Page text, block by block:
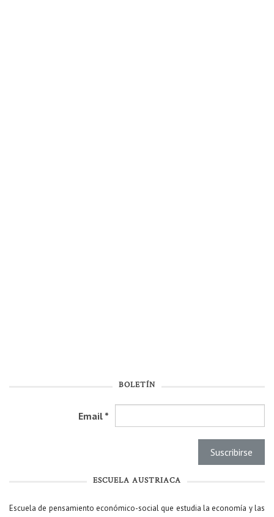
BOLETÍN
Email *
ESCUELA AUSTRIACA
Escuela de pensamiento económico-social que estudia la economía y las